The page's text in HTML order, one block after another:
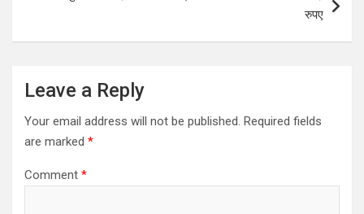
रुपए
Leave a Reply
Your email address will not be published. Required fields
are marked *
Comment *